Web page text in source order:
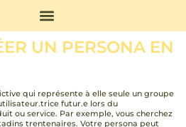
UN PERSONA EN
qui représente à elle seule un groupe
futur.e lors du
ou service. Par exemple, vous cherchez
trentenaires. Votre persona peut